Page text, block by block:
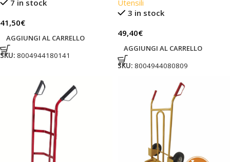
7 in stock
41,50€
AGGIUNGI AL CARRELLO
SKU: 8004944180141
Utensili
3 in stock
49,40€
AGGIUNGI AL CARRELLO
SKU: 8004944080809